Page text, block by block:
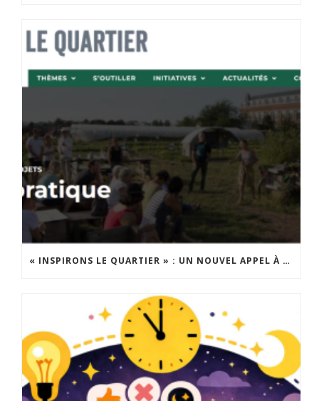
« INSPIRONS LE QUARTIER » : UN NOUVEL APPEL À PROJETS EST LANCÉ !